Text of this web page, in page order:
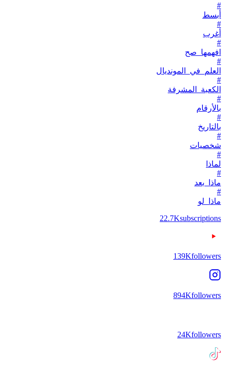
#
أبسط
#
أغرب
#
افهمها_صح
#
العلم_في_المونديال
#
الكعبة_المشرفة
#
بالأرقام
#
بالتاريخ
#
شخصيات
#
لماذا
#
ماذا_بعد
#
ماذا_لو
22.7Ksubscriptions
139Kfollowers
894Kfollowers
24Kfollowers